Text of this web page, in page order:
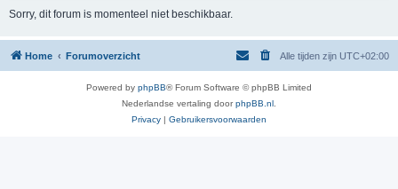
Sorry, dit forum is momenteel niet beschikbaar.
Home Forumoverzicht Alle tijden zijn UTC+02:00
Powered by phpBB® Forum Software © phpBB Limited
Nederlandse vertaling doorphpBB.nl
Privacy | Gebruikersvoorwaarden